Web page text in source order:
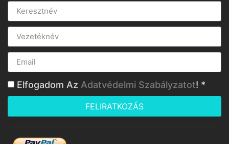
Elfogadom Az Adatvédelmi Szabályzatot! *
FELIRATKOZÁS